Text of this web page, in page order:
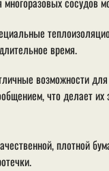
время.
возможности
что делает
плотной